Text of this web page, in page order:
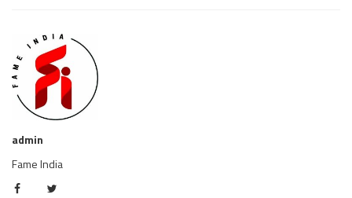
admin
Fame India